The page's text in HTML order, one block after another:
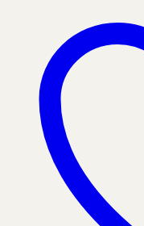
produktens